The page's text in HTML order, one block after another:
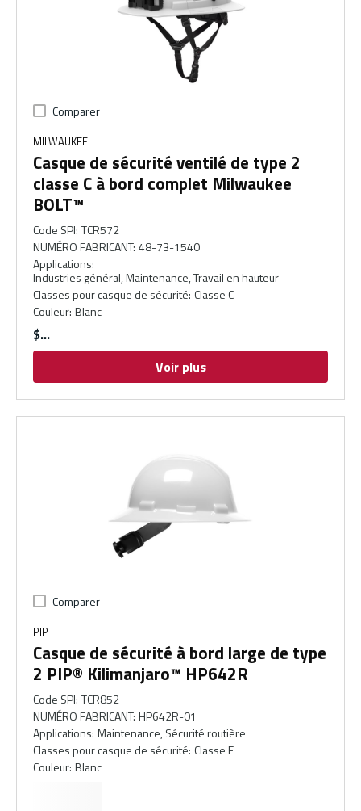
Comparer
MILWAUKEE
Casque de sécurité ventilé de type 2
classe C à bord complet Milwaukee
BOLT™
Code SPI: TCR572
NUMÉRO FABRICANT: 48-73-1540
Applications:
Industries général, Maintenance, Travail en hauteur
Classes pour casque de sécurité: Classe C
Couleur: Blanc
$
Voir plus
Comparer
PIP
Casque de sécurité à bord large de type
2 PIP® Kilimanjaro™ HP642R
Code SPI: TCR852
NUMÉRO FABRICANT: HP642R-01
Applications: Maintenance, Sécurité routière
Classes pour casque de sécurité: Classe E
Couleur: Blanc